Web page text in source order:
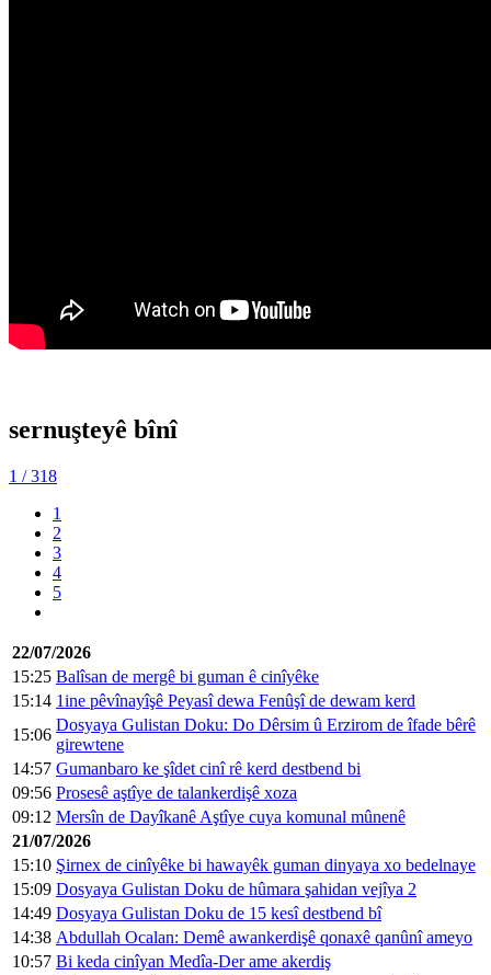
sernuşteyê bînî
1 / 318
1
2
3
4
5
22/07/2026
15:25 Balîsan de mergê bi guman ê cinîyêke
15:14 1ine pêvînayîşê Peyasî dewa Fenûşî de dewam kerd
15:06
Dosyaya Gulistan Doku: Do Dêrsim û Erzirom de îfade bêrê
girewtene
14:57 Gumanbaro ke şîdet cinî rê kerd destbend bi
09:56 Prosesê aştîye de talankerdişê xoza
09:12 Mersîn de Dayîkanê Aştîye cuya komunal mûnenê
21/07/2026
15:10 Şirnex de cinîyêke bi hawayêk guman dinyaya xo bedelnaye
15:09 Dosyaya Gulistan Doku de hûmara şahidan vejîya 2
14:49 Dosyaya Gulistan Doku de 15 kesî destbend bî
14:38 Abdullah Ocalan: Demê awankerdişê qonaxê qanûnî ameyo
10:57 Bi keda cinîyan Medîa-Der ame akerdiş